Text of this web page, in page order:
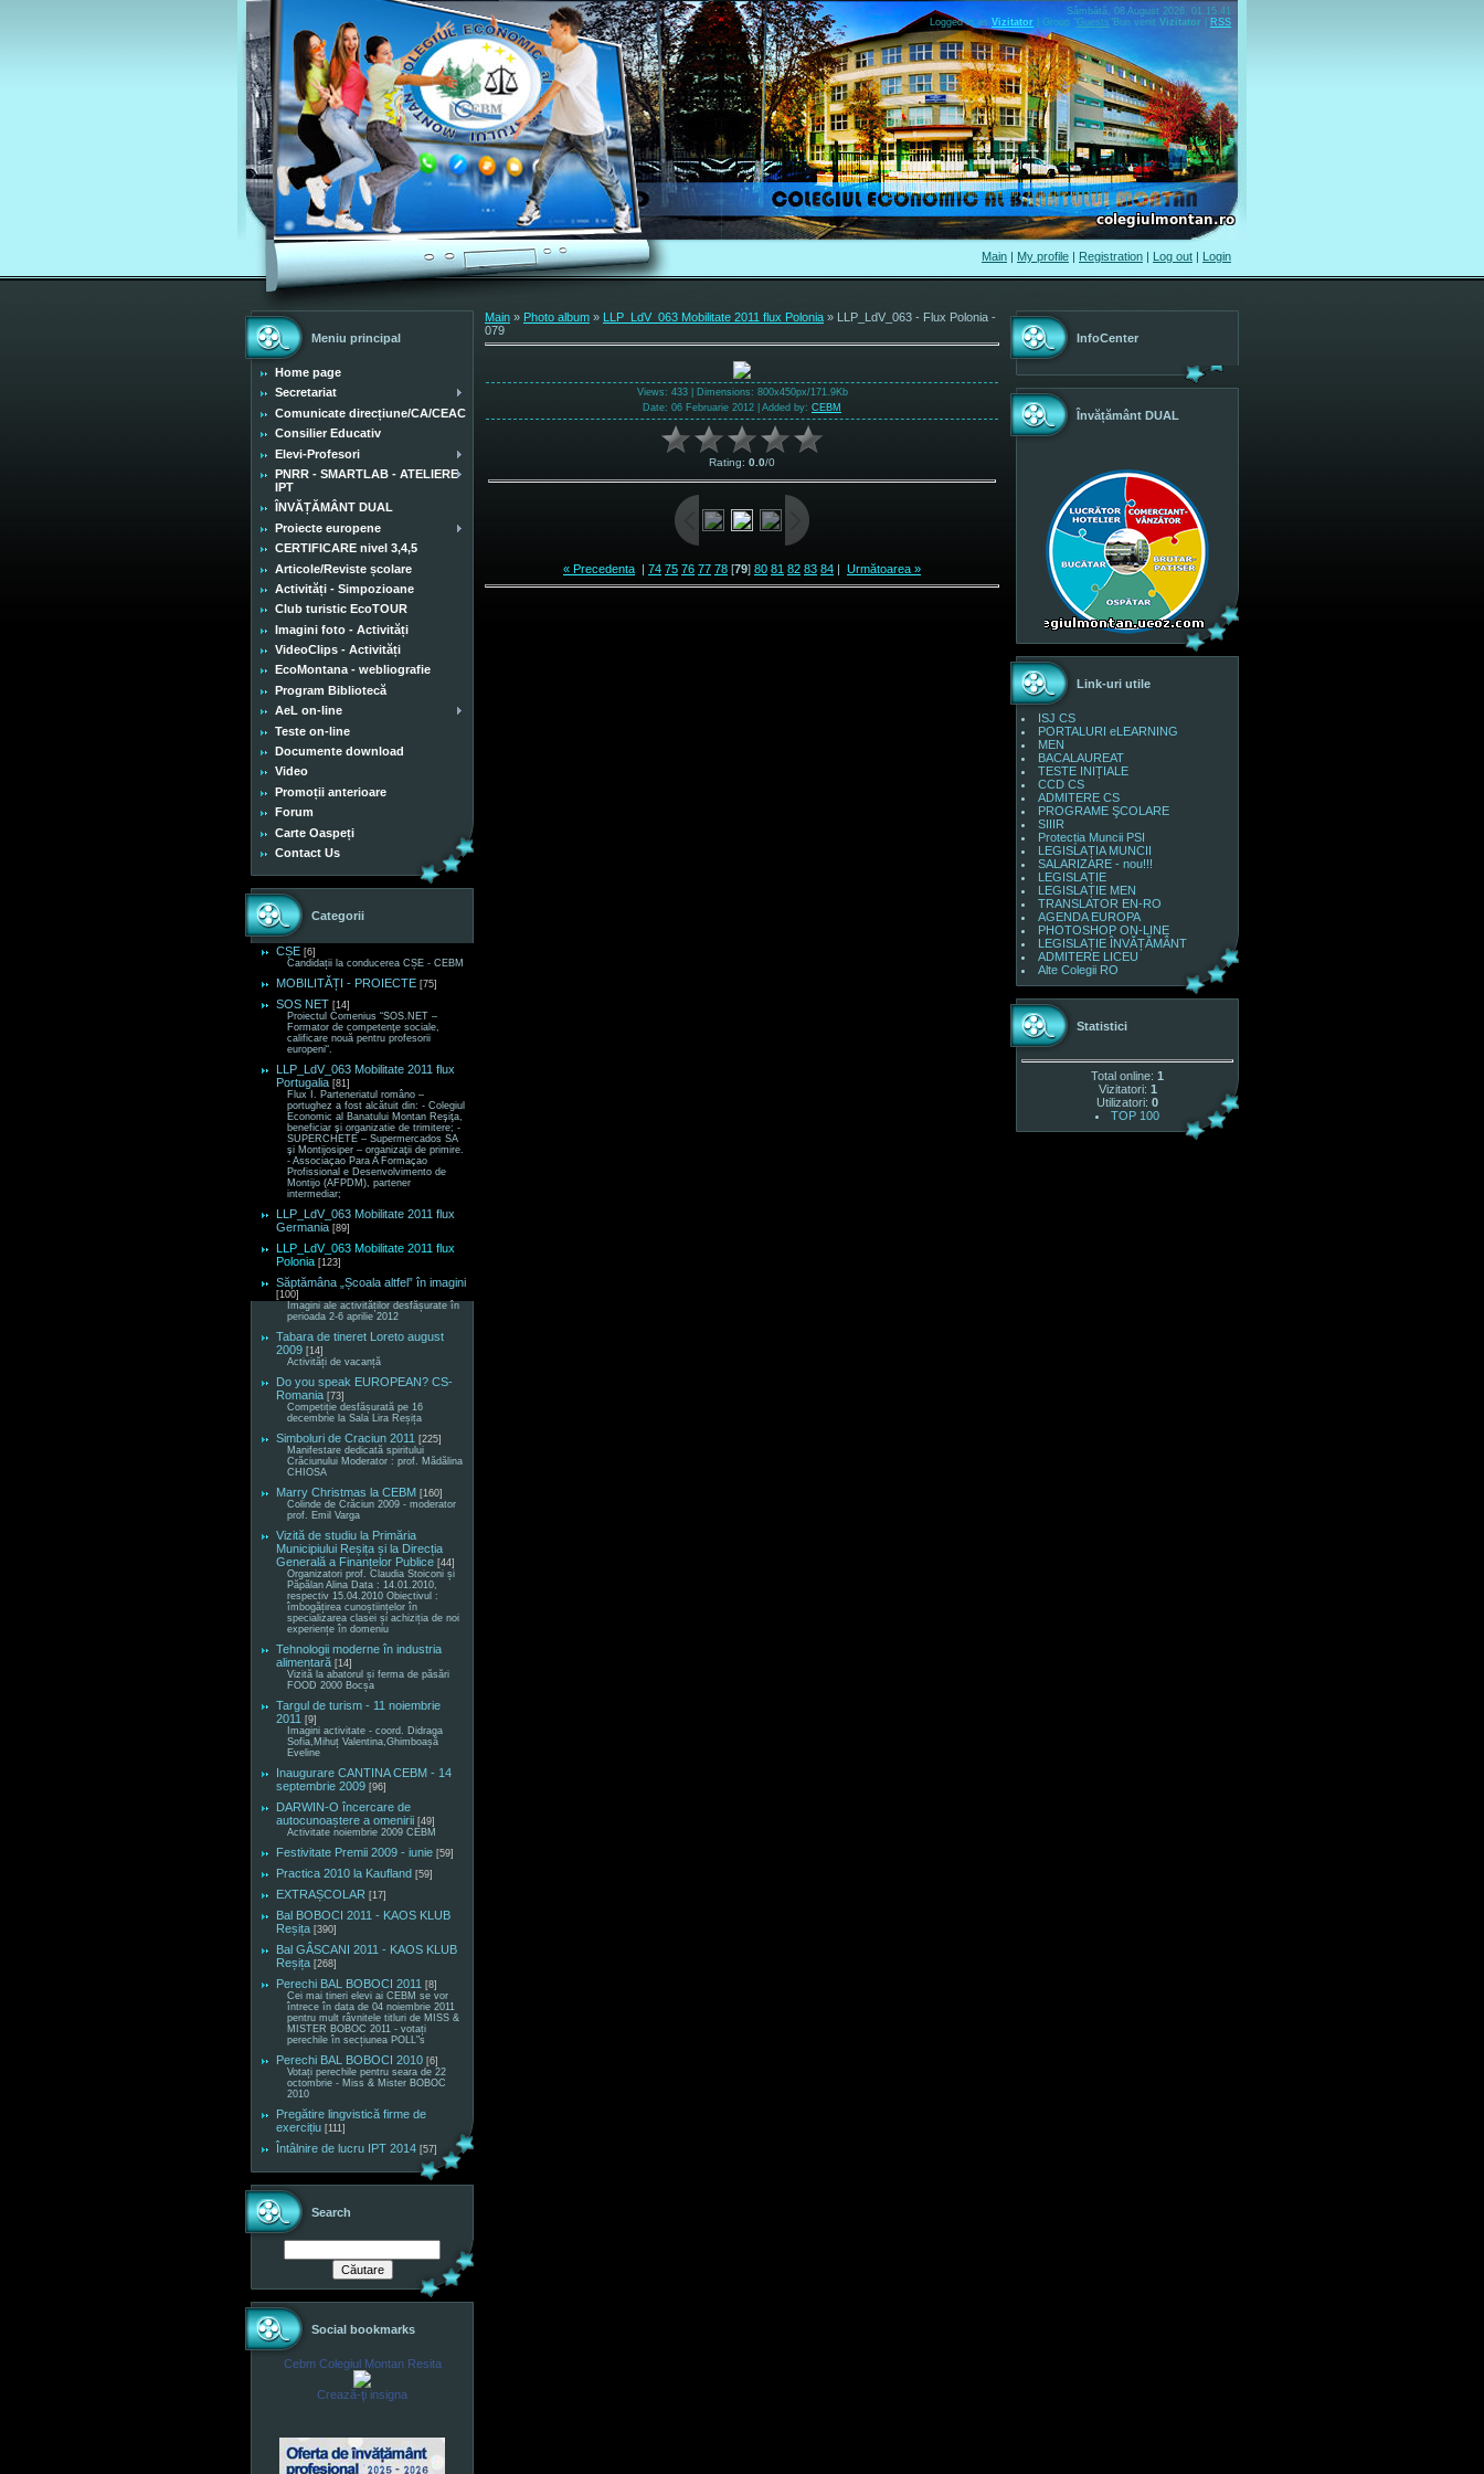
Sâmbătă, 08 August 2026, 01.15.41
Logged in as Vizitator Group "Guests" Bun venit Vizitator RSS
Main | My profile | Registration | Log out | Login
Meniu principal
Home page
Secretariat
Comunicate direcțiune/CA/CEAC
Consilier Educativ
Elevi-Profesori
PNRR - SMARTLAB - ATELIERE
IPT
ÎNVĂȚĂMÂNT DUAL
Proiecte europene
CERTIFICARE nivel 3,4,5
Articole/Reviste școlare
Activități - Simpozioane
Club turistic EcoTOUR
Imagini foto - Activități
VideoClips - Activități
EcoMontana - webliografie
Program Bibliotecă
AeL on-line
Teste on-line
Documente download
Video
Promoții anterioare
Forum
Carte Oaspeți
Contact Us
Categorii
CȘE [6]
Candidații la conducerea CȘE - CEBM
MOBILITĂȚI - PROIECTE [75]
SOS NET [14]
Proiectul Comenius “SOS.NET –
Formator de competenţe sociale,
calificare nouă pentru profesorii
europeni“.
LLP_LdV_063 Mobilitate 2011 flux
Portugalia [81]
Flux I. Parteneriatul româno –
portughez a fost alcătuit din: - Colegiul
Economic al Banatului Montan Reşiţa,
beneficiar şi organizatie de trimitere; -
SUPERCHETE – Supermercados SA
şi Montijosiper – organizaţii de primire.
- Associaçao Para A Formaçao
Profissional e Desenvolvimento de
Montijo (AFPDM), partener
intermediar;
LLP_LdV_063 Mobilitate 2011 flux
Germania [89]
LLP_LdV_063 Mobilitate 2011 flux
Polonia [123]
Săptămâna „Școala altfel” în imagini
[100]
Imagini ale activităților desfășurate în
perioada 2-6 aprilie 2012
Tabara de tineret Loreto august
2009 [14]
Activități de vacanță
Do you speak EUROPEAN? CS-
Romania [73]
Competiție desfășurată pe 16
decembrie la Sala Lira Reșița
Simboluri de Craciun 2011 [225]
Manifestare dedicată spiritului
Crăciunului Moderator : prof. Mădălina
CHIOSA
Marry Christmas la CEBM [160]
Colinde de Crăciun 2009 - moderator
prof. Emil Varga
Vizită de studiu la Primăria
Municipiului Reșița și la Direcția
Generală a Finanțelor Publice [44]
Organizatori prof. Claudia Stoiconi și
Păpălan Alina Data : 14.01.2010,
respectiv 15.04.2010 Obiectivul :
îmbogățirea cunoștiințelor în
specializarea clasei și achiziția de noi
experiențe în domeniu
Tehnologii moderne în industria
alimentară [14]
Vizită la abatorul și ferma de păsări
FOOD 2000 Bocșa
Targul de turism - 11 noiembrie
2011 [9]
Imagini activitate - coord. Didraga
Sofia,Mihuț Valentina,Ghimboașă
Eveline
Inaugurare CANTINA CEBM - 14
septembrie 2009 [96]
DARWIN-O încercare de
autocunoaștere a omenirii [49]
Activitate noiembrie 2009 CEBM
Festivitate Premii 2009 - iunie [59]
Practica 2010 la Kaufland [59]
EXTRAȘCOLAR [17]
Bal BOBOCI 2011 - KAOS KLUB
Reșița [390]
Bal GÂSCANI 2011 - KAOS KLUB
Reșița [268]
Perechi BAL BOBOCI 2011 [8]
Cei mai tineri elevi ai CEBM se vor
întrece în data de 04 noiembrie 2011
pentru mult râvnitele titluri de MISS &
MISTER BOBOC 2011 - votați
perechile în secțiunea POLL"s
Perechi BAL BOBOCI 2010 [6]
Votați perechile pentru seara de 22
octombrie - Miss & Mister BOBOC
2010
Pregătire lingvistică firme de
exercițiu [111]
Întâlnire de lucru IPT 2014 [57]
Search
Social bookmarks
Cebm Colegiul Montan Resita
Crează-ţi insigna
Main » Photo album » LLP_LdV_063 Mobilitate 2011 flux Polonia » LLP_LdV_063 - Flux Polonia -
079
Views: 433 | Dimensions: 800x450px/171.9Kb
Date: 06 Februarie 2012 | Added by: CEBM
Rating: 0.0/0
« Precedenta | 74 75 76 77 78 [79] 80 81 82 83 84 | Următoarea »
InfoCenter
Învățământ DUAL
Link-uri utile
ISJ CS
PORTALURI eLEARNING
MEN
BACALAUREAT
TESTE INIȚIALE
CCD CS
ADMITERE CS
PROGRAME ŞCOLARE
SIIIR
Protecția Muncii PSI
LEGISLAȚIA MUNCII
SALARIZARE - nou!!!
LEGISLAȚIE
LEGISLAȚIE MEN
TRANSLATOR EN-RO
AGENDA EUROPA
PHOTOSHOP ON-LINE
LEGISLAȚIE ÎNVĂȚĂMÂNT
ADMITERE LICEU
Alte Colegii RO
Statistici
Total online: 1
Vizitatori: 1
Utilizatori: 0
TOP 100